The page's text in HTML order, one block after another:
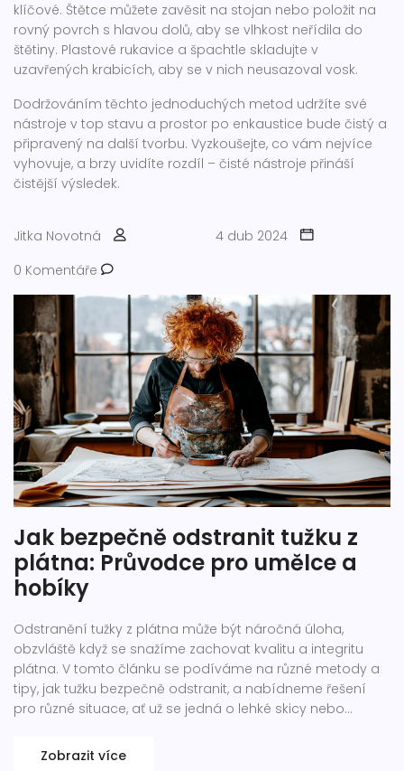
klíčové. Štětce můžete zavěsit na stojan nebo položit na
rovný povrch s hlavou dolů, aby se vlhkost neřídila do
štětiny. Plastové rukavice a špachtle skladujte v
uzavřených krabicích, aby se v nich neusazoval vosk.
Dodržováním těchto jednoduchých metod udržíte své
nástroje v top stavu a prostor po enkaustice bude čistý a
připravený na další tvorbu. Vyzkoušejte, co vám nejvíce
vyhovuje, a brzy uvidíte rozdíl – čisté nástroje přináší
čistější výsledek.
Jitka Novotná
4 dub 2024
0 Komentáře
Jak bezpečně odstranit tužku z
plátna: Průvodce pro umělce a
hobíky
Odstranění tužky z plátna může být náročná úloha,
obzvláště když se snažíme zachovat kvalitu a integritu
plátna. V tomto článku se podíváme na různé metody a
tipy, jak tužku bezpečně odstranit, a nabídneme řešení
pro různé situace, ať už se jedná o lehké skicy nebo
neviditelném místě až po konkrétní produkty a domácí
Zobrazit více